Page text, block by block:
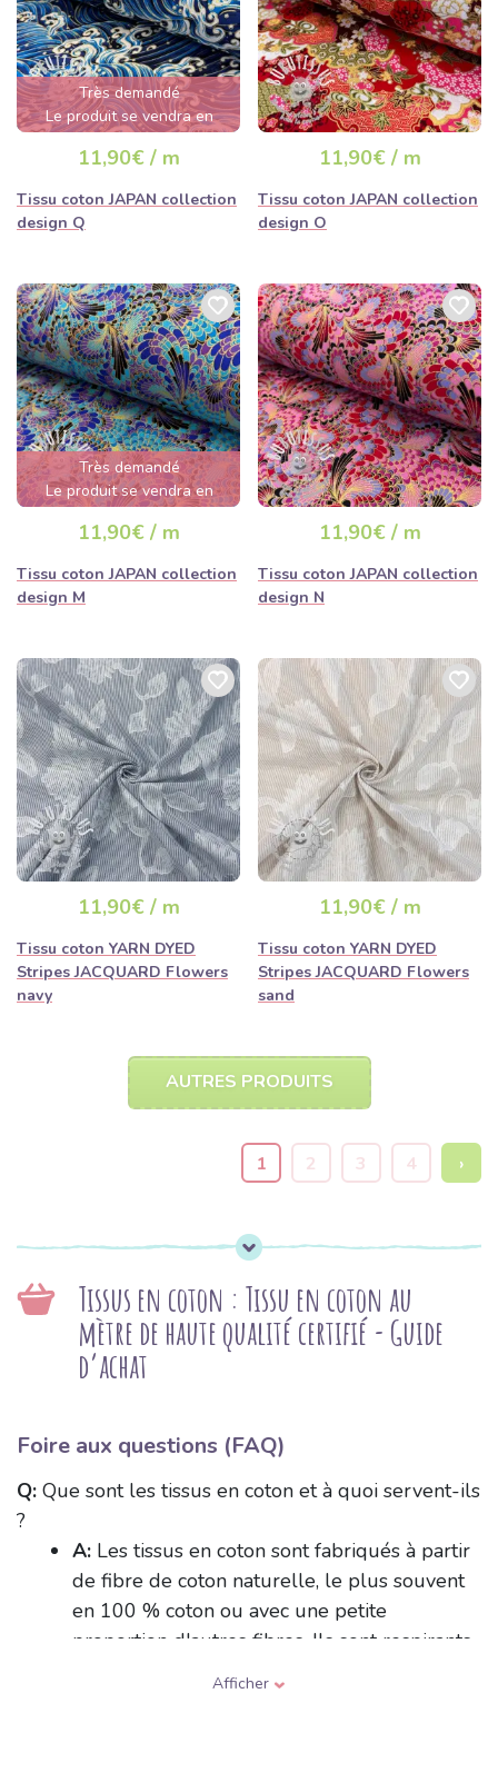
Très demandé
Le produit se vendra en
quelques heures
11,90€ / m
Tissu coton JAPAN collection
design Q
11,90€ / m
Tissu coton JAPAN collection
design O
Très demandé
Le produit se vendra en
quelques heures
11,90€ / m
Tissu coton JAPAN collection
design M
11,90€ / m
Tissu coton JAPAN collection
design N
11,90€ / m
Tissu coton YARN DYED
Stripes JACQUARD Flowers
navy
11,90€ / m
Tissu coton YARN DYED
Stripes JACQUARD Flowers
sand
AUTRES PRODUITS
1 2 3 4 ›
Tissus en coton : Tissu en coton au
mètre de haute qualité certifié - Guide
d’achat
Foire aux questions (FAQ)
Q: Que sont les tissus en coton et à quoi servent-ils
?
A: Les tissus en coton sont fabriqués à partir
de fibre de coton naturelle, le plus souvent
en 100 % coton ou avec une petite
proportion d'autres fibres. Ils sont respirants,
agréables au toucher, absorbent bien
Afficher